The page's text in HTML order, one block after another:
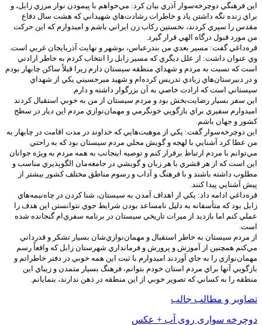
اين فرهنگي دوچرخه‌سوار آذري بيان كرد: مي‌خواهم با پيمودن نوار مرزي زابل، و
براي زنده نگه داشتن ياد و خاطرات رشادت‌هاي شهيداني كه هشت سال دفاع
مقدس را سپري كردند، نخستين ركاب زن ايراني باشم و اميدوارم كه اين حركت
من مورد قبول درگاه الهي قرار گيرد.
قره‌داغي گفت: مسير بعدي من بندرعباس، بوشهر و نهايت آذربايجان غربي است.
وي عنوان داشت: از علل ديگري كه مسير زابل را انتخاب كردم به خاطر ارادتي
است كه نسبت به مردم و شهداي منطقه سيستان دارم زيرا قبلاً ساكن چابهار بودم
و در دبيرستان‌هاي زيادي تدريس كرده‌ام و شهيد ميرحسيني يكي از شهداي
سيستاني است كه ارادت خاصي به آن بزرگوار داشته و دارم.
اين سفر بسيار رضايت‌بخش بود و مردم سيستان از من به خوبي استقبال كردند
اميدوارم سفيري براي بازگويي خونگرمي و مهمان‌نوازي مردم اين ديار در سطح
كشور و جهان باشم.
اين دوچرخه‌سوار گفت: يكي از موهبت‌هايي كه خداوند در مدت اقامت در چابهار به
من عطا كرد آشنايي با لهجه و گويش محلي مردم سيستان بود كه به راحتي
مي‌توانم با مردم ارتباط برقرار كنم و توصيه اينجانب به همه مردم به ويژه جوانان
اين است كه از هر قشري با هر زبان و گويشي در جامعه‌مان الگوپذيري مناسب و
مطلوب داشته باشند و با فرهنگ و آداب و رسوم مناطق مختلف كشور بيشتر از
پيش آشنايي پيدا كنند.
قره‌داغي ادامه داد: يكي از اهداف آمدن به سيستان، شنا كردن در چاه‌نيمه‌هاي
زابل بود كه متأسفانه به دليل نامساعد بودن شرايط جوي نتوانستن اين هدف را
عملي كنم اما بازديد از ميرات تاريخي سيستان در برنامه سفري‌ام گنجانده شده
است.
از مردم سيستان به خاطر استقبال و مهمان‌نوازي‌شان بسيار تشكر و قدرداني
مي‌كنم همچنين از آموزش و پرورش و فرمانداري شهرستان زابل كه واقعاً رسم
مهمان‌نوازي را به جاي آوردند اميدوارم با ثبت اين همه خوبي در دفتر خاطراتم و
بازگويي آنها براي مردم استان خودم بتوانم، فرهنگ بسيار متمدن و زيباي اين
منطقه را به كساني كه تصوير خوبي از اين منطقه در ذهن ندارند، بنمايانم.
تصاویر و مطالب جالب
دوچرخه سواری روی آب + عکس